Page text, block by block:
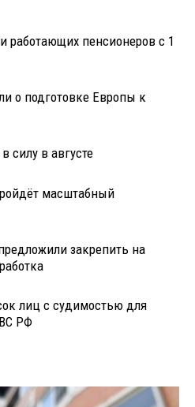
работающих пенсионеров с 1
о подготовке Европы к
силу в августе
масштабный
закрепить на
лиц с судимостью для
РФ